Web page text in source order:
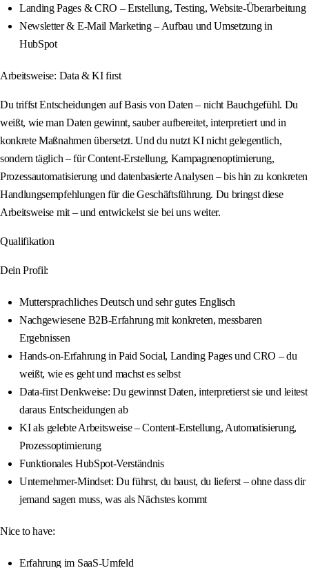
Landing Pages & CRO – Erstellung, Testing, Website-Überarbeitung
Newsletter & E-Mail Marketing – Aufbau und Umsetzung in
HubSpot
Arbeitsweise: Data & KI first
Du triffst Entscheidungen auf Basis von Daten – nicht Bauchgefühl. Du
weißt, wie man Daten gewinnt, sauber aufbereitet, interpretiert und in
konkrete Maßnahmen übersetzt. Und du nutzt KI nicht gelegentlich,
sondern täglich – für Content-Erstellung, Kampagnenoptimierung,
Prozessautomatisierung und datenbasierte Analysen – bis hin zu konkreten
Handlungsempfehlungen für die Geschäftsführung. Du bringst diese
Arbeitsweise mit – und entwickelst sie bei uns weiter.
Qualifikation
Dein Profil:
Muttersprachliches Deutsch und sehr gutes Englisch
Nachgewiesene B2B-Erfahrung mit konkreten, messbaren
Ergebnissen
Hands‑on-Erfahrung in Paid Social, Landing Pages und CRO – du
weißt, wie es geht und machst es selbst
Data‑first Denkweise: Du gewinnst Daten, interpretierst sie und leitest
daraus Entscheidungen ab
KI als gelebte Arbeitsweise – Content-Erstellung, Automatisierung,
Prozessoptimierung
Funktionales HubSpot-Verständnis
Unternehmer‑Mindset: Du führst, du baust, du lieferst – ohne dass dir
jemand sagen muss, was als Nächstes kommt
Nice to have:
Erfahrung im SaaS‑Umfeld